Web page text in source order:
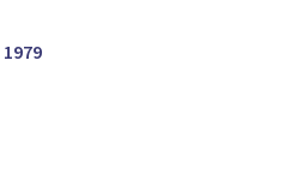
1979